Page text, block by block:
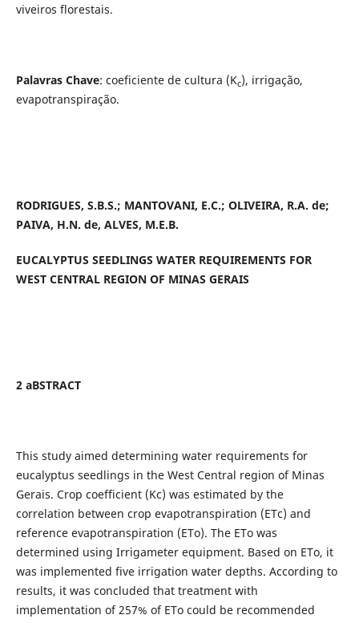
viveiros florestais.
Palavras Chave: coeficiente de cultura (Kc), irrigação,
evapotranspiração.
RODRIGUES, S.B.S.; MANTOVANI, E.C.; OLIVEIRA, R.A. de;
PAIVA, H.N. de, ALVES, M.E.B.
EUCALYPTUS SEEDLINGS WATER REQUIREMENTS FOR
WEST CENTRAL REGION OF MINAS GERAIS
2 aBSTRACT
This study aimed determining water requirements for
eucalyptus seedlings in the West Central region of Minas
Gerais. Crop coefficient (Kc) was estimated by the
correlation between crop evapotranspiration (ETc) and
reference evapotranspiration (ETo). The ETo was
determined using Irrigameter equipment. Based on ETo, it
was implemented five irrigation water depths. According to
results, it was concluded that treatment with
implementation of 257% of ETo could be recommended